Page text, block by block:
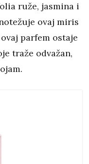
ruže, jasmina i
ovaj miris
parfem ostaje
traže odvažan,